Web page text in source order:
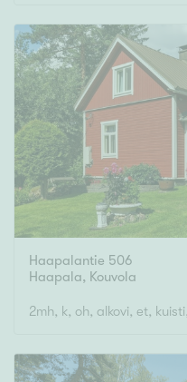
Haapalantie 506
Haapala, Kouvola
2mh, k, oh, alkovi, et,